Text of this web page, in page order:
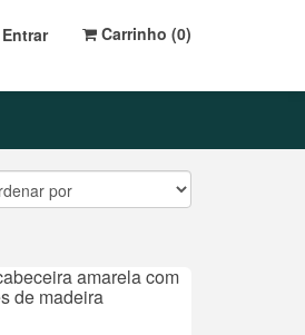
Entrar Carrinho (0)